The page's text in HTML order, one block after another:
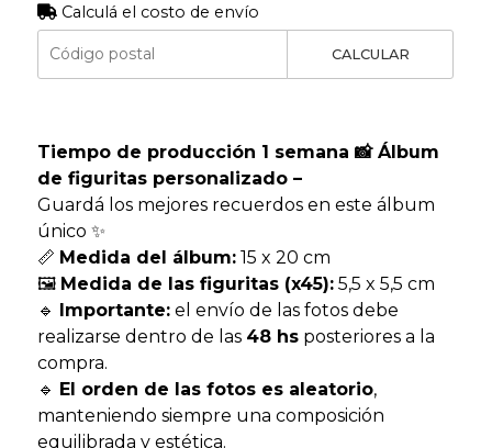
Calculá el costo de envío
CALCULAR
Tiempo de producción 1 semana 📸 Álbum
de figuritas personalizado –
Guardá los mejores recuerdos en este álbum
único ✨
📏 Medida del álbum:15 x 20 cm
🖼️ Medida de las figuritas (x45):5,5 x 5,5 cm
🔹 Importante:el envío de las fotos debe
realizarse dentro de las 48 hsposteriores a la
compra.
🔹 El orden de las fotos es aleatorio,
manteniendo siempre una composición
equilibrada y estética.